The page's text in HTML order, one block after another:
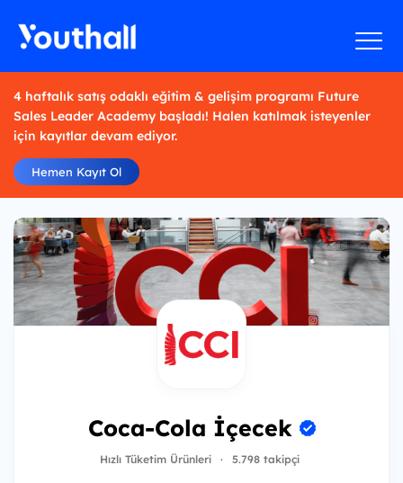
4 haftalık satış odaklı eğitim & gelişim programı Future
Sales Leader Academy başladı! Halen katılmak isteyenler
için kayıtlar devam ediyor.
Hemen Kayıt Ol
Coca-Cola İçecek
Hızlı Tüketim Ürünleri · 5.798 takipçi